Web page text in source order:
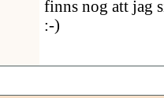
finns nog att jag
:-)